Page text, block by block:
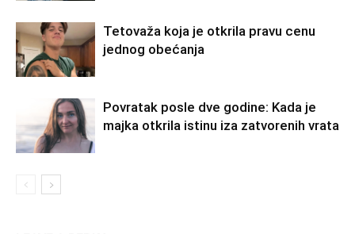
Tetovaža koja je otkrila pravu cenu
jednog obećanja
Povratak posle dve godine: Kada je
majka otkrila istinu iza zatvorenih vrata